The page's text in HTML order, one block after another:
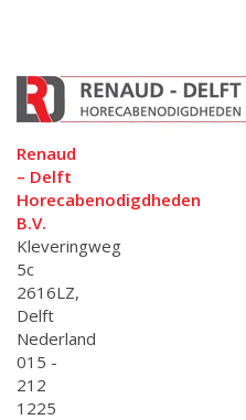
Renaud
– Delft
Horecabenodigdheden
B.V.
Kleveringweg
5c
2616LZ,
Delft
Nederland
015 -
212
1225